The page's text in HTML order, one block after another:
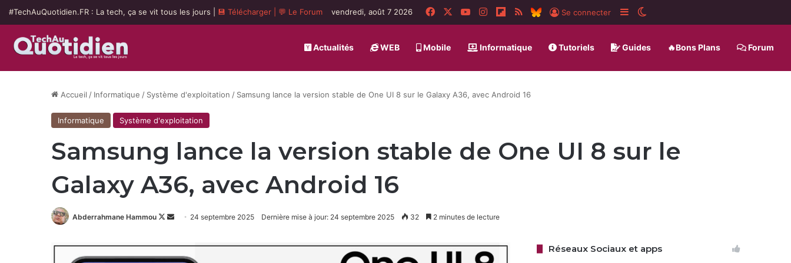
#TechAuQuotidien.FR : La tech, ça se vit tous les jours | 💾 Télécharger 💬 Le Forum vendredi, août 7 2026 FacebookYouTubeInstagramFlipboard
RSS BlueSky
Se connecter Sidebar (barre latérale)
Actualités WEB Mobile Informatique Tutoriels Guides 🔥Bons Plans Forum
Accueil / Informatique / Système d'exploitation / Samsung lance la version stable de One UI 8 sur le Galaxy A36, avec Android 16
Informatique Système d'exploitation
Samsung lance la version stable de One UI 8 sur le
Galaxy A36, avec Android 16
Abderrahmane Hammou
Follow
X
Envoyer
courriel
24 septembre 2025 Dernière mise à jour: 24 septembre 2025 32 2 minutes de lecture
Réseaux Sociaux et apps